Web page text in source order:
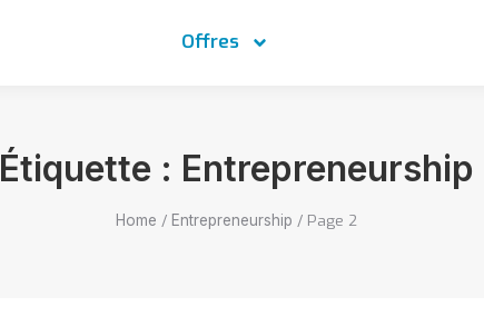
Offres
Étiquette : Entrepreneurship
Home / Entrepreneurship / Page 2